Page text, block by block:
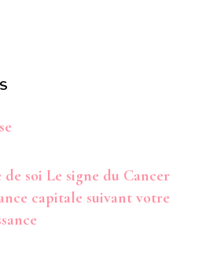
de soi Le signe du Cancer
capitale suivant votre